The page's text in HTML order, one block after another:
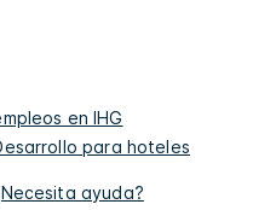
en IHG
para hoteles
ayuda?